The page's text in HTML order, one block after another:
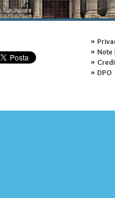
Note
DPO